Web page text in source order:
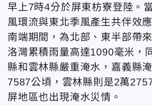
早上7時4分於屏東枋寮登陸。
風環流與東北季風產生共伴效
南端期間，為北部、東半部帶
洛灣累積雨量高達1090毫米，
縣和雲林縣嚴重淹水，嘉義縣
7587公頃，雲林縣則是2萬
屏地區也出現淹水災情。